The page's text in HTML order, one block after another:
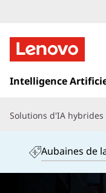
a
e
c
Intelligence
Solutions d'IA hybrides
Aubaines de